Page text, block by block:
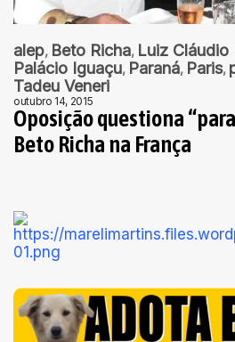
alep Beto Richa Luiz Cláudio
Palácio Iguaçu Paraná Paris
Tadeu Veneri
outubro 14, 2015
Oposição questiona
Beto Richa na França